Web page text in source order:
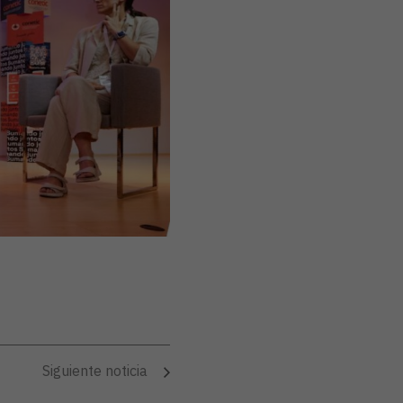
Siguiente noticia